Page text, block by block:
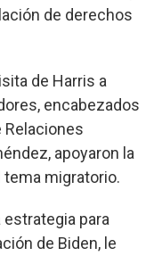
de derechos
de Harris a
encabezados
Relaciones
apoyaron la
tema migratorio.
para
de Biden, le